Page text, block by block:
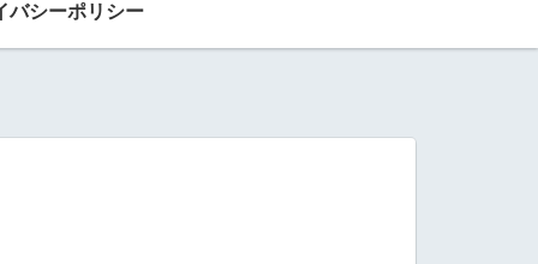
バシーポリシー